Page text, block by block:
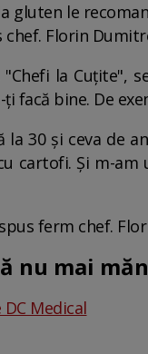
gluten le
chef. Florin
la Cuțite",
ți facă bine. De
la 30 și ceva de
cartofi. Și m-
ferm chef.
nu mai
Medical